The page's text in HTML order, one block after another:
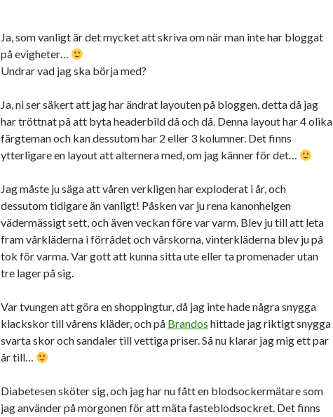
Ja, som vanligt är det mycket att skriva om när man inte har bloggat
på evigheter…
Undrar vad jag ska börja med?
Ja, ni ser säkert att jag har ändrat layouten på bloggen, detta då jag
har tröttnat på att byta headerbild då och då. Denna layout har 4 olika
färgteman och kan dessutom har 2 eller 3 kolumner. Det finns
ytterligare en layout att alternera med, om jag känner för det…
Jag måste ju säga att våren verkligen har exploderat i år, och
dessutom tidigare än vanligt! Påsken var ju rena kanonhelgen
vädermässigt sett, och även veckan före var varm. Blev ju till att leta
fram vårkläderna i förrådet och vårskorna, vinterkläderna blev ju på
tok för varma. Var gott att kunna sitta ute eller ta promenader utan
tre lager på sig.
Var tvungen att göra en shoppingtur, då jag inte hade några snygga
klackskor till vårens kläder, och på Brandos hittade jag riktigt snygga
svarta skor och sandaler till vettiga priser. Så nu klarar jag mig ett par
år till…
Diabetesen sköter sig, och jag har nu fått en blodsockermätare som
jag använder på morgonen för att mäta fasteblodsockret. Det finns